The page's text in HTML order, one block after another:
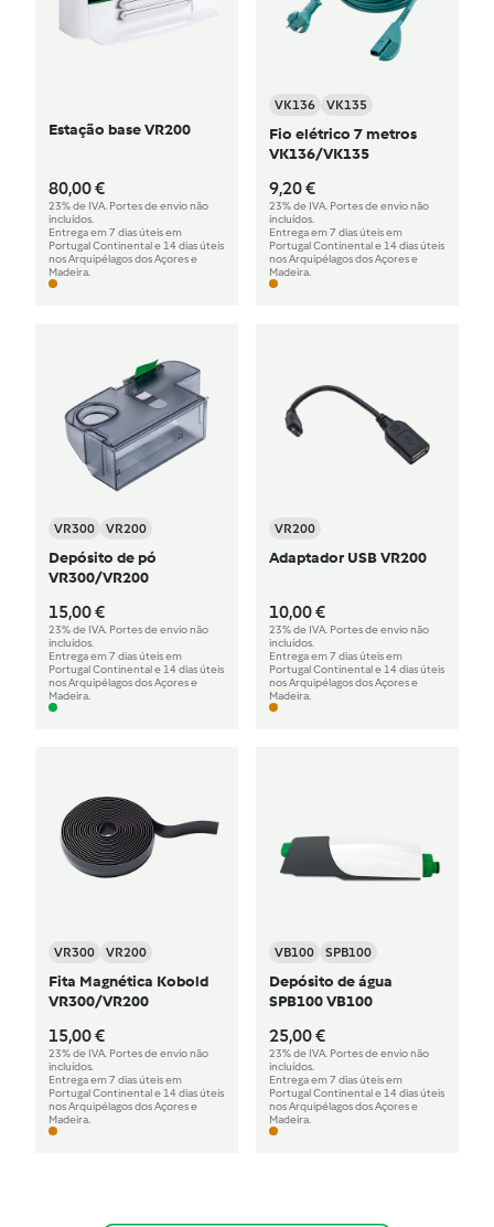
Estação base VR200
80,00 €
23% de IVA. Portes de envio não
incluídos.
Entrega em 7 dias úteis em
Portugal Continental e 14 dias úteis
nos Arquipélagos dos Açores e
Madeira.
VK136 VK135
Fio elétrico 7 metros
VK136/VK135
9,20 €
23% de IVA. Portes de envio não
incluídos.
Entrega em 7 dias úteis em
Portugal Continental e 14 dias úteis
nos Arquipélagos dos Açores e
Madeira.
VR300 VR200
Depósito de pó
VR300/VR200
15,00 €
23% de IVA. Portes de envio não
incluídos.
Entrega em 7 dias úteis em
Portugal Continental e 14 dias úteis
nos Arquipélagos dos Açores e
Madeira.
VR200
Adaptador USB VR200
10,00 €
23% de IVA. Portes de envio não
incluídos.
Entrega em 7 dias úteis em
Portugal Continental e 14 dias úteis
nos Arquipélagos dos Açores e
Madeira.
VR300 VR200
Fita Magnética Kobold
VR300/VR200
15,00 €
23% de IVA. Portes de envio não
incluídos.
Entrega em 7 dias úteis em
Portugal Continental e 14 dias úteis
nos Arquipélagos dos Açores e
Madeira.
VB100 SPB100
Depósito de água
SPB100 VB100
25,00 €
23% de IVA. Portes de envio não
incluídos.
Entrega em 7 dias úteis em
Portugal Continental e 14 dias úteis
nos Arquipélagos dos Açores e
Madeira.